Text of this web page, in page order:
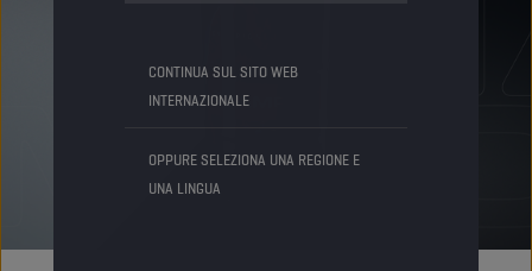
CONTINUA SUL SITO WEB
INTERNAZIONALE
OPPURE SELEZIONA UNA REGIONE E
UNA LINGUA